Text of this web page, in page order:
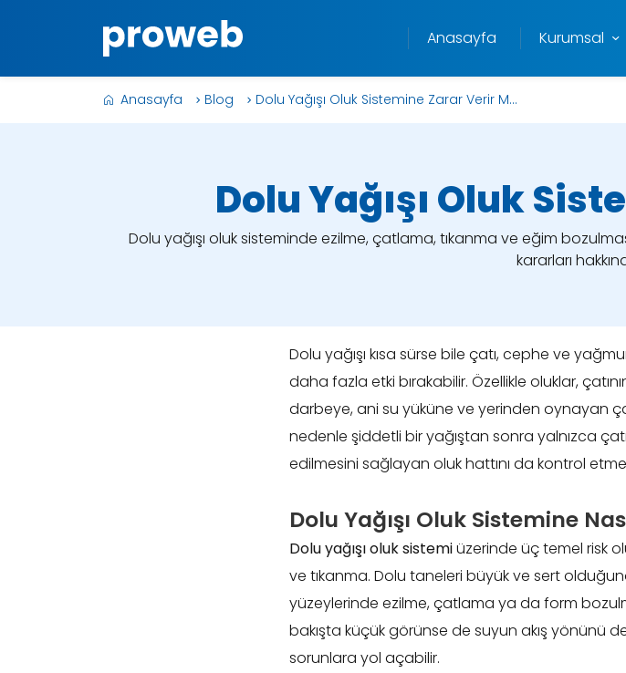
Anasayfa Kurumsal
Anasayfa Blog Dolu Yağışı Oluk Sistemine Zarar Verir M...
Dolu Yağışı Oluk
Dolu yağışı oluk sisteminde ezilme, çatlama, tıkanma ve eğim
kararları
Dolu yağışı kısa sürse bile çatı, cephe ve
daha fazla etki bırakabilir. Özellikle oluklar,
darbeye, ani su yüküne ve yerinden oynayan
nedenle şiddetli bir yağıştan sonra yalnızca
edilmesini sağlayan oluk hattını da kontrol
Dolu Yağışı Oluk Sistemine
Dolu yağışı oluk sistemiüzerinde üç temel risk
ve tıkanma. Dolu taneleri büyük ve sert
yüzeylerinde ezilme, çatlama ya da form
bakışta küçük görünse de suyun akış yönünü
sorunlara yol açabilir.